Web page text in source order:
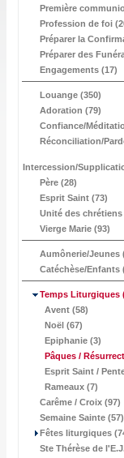
Première
Profession de foi
Préparer la
Préparer des
Engagements (17)
Louange (350)
Adoration (79)
Confiance/
Réconciliation/
Intercession/
Père (28)
Esprit Saint (73)
Unité des chrétiens
Vierge Marie (93)
Aumônerie/Jeunes
Catéchèse/Enfants
Temps Liturgiques
Avent (58)
Noël (67)
Epiphanie (3)
Pâques /
Esprit Saint /
Rameaux (7)
Carême / Croix (97)
Semaine Sainte (57)
Fêtes liturgiques
Ste Thérèse de